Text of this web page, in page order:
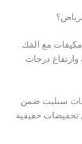
مع الفك
درجات
سبليت ضمن
تخفيضات حقيقية